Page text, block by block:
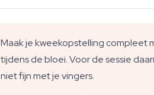
Maak je kweekopstelling compleet
tijdens de bloei. Voor de sessie
niet fijn met je vingers.